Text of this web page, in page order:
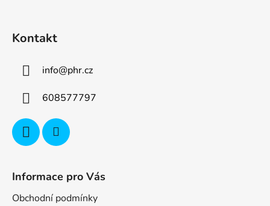
Kontakt
info@phr.cz
608577797
Informace pro Vás
Obchodní podmínky